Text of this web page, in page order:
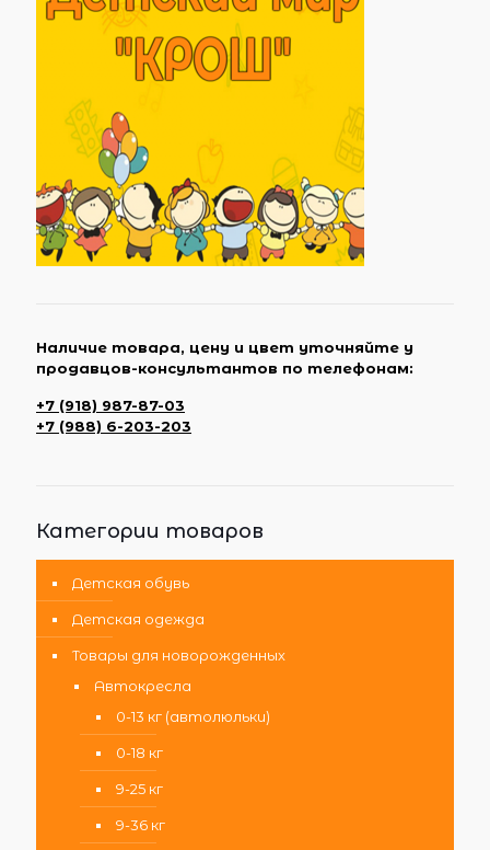
Наличие товара, цену и цвет уточняйте у
продавцов-консультантов по телефонам:
+7 (918) 987-87-03
+7 (988) 6-203-203
Категории товаров
Детская обувь
Детская одежда
Товары для новорожденных
Автокресла
0-13 кг (автолюльки)
0-18 кг
9-25 кг
9-36 кг